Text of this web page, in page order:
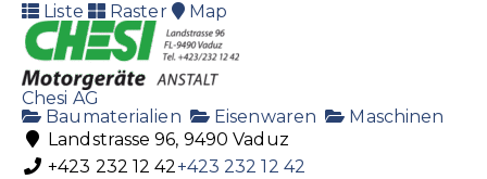
Liste
Raster Map
Chesi AG
Baumaterialien
Eisenwaren
Maschinen
Landstrasse 96, 9490 Vaduz
+423 232 12 42+423 232 12 42